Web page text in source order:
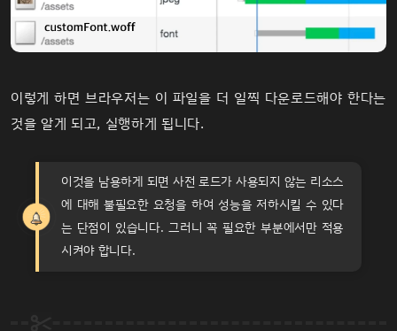
이렇게 하면 브라우저는 이 파일을 더 일찍 다운로드해야 한다는
것을 알게 되고, 실행하게 됩니다.
TIP
이것을 남용하게 되면 사전 로드가 사용되지 않는 리소스
에 대해 불필요한 요청을 하여 성능을 저하시킬 수 있다
는 단점이 있습니다. 그러니 꼭 필요한 부분에서만 적용
시켜야 합니다.